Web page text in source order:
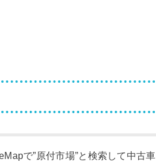
で”原付市場”と検索して中古車